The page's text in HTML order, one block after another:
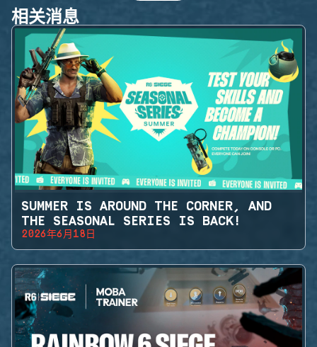
相关消息
SUMMER IS AROUND THE CORNER, AND
THE SEASONAL SERIES IS BACK!
2026年6月18日